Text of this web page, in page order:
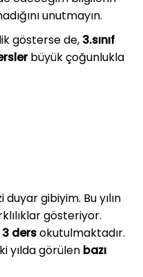
unutmayın.
gösterse de, 3.sınıf
büyük çoğunlukla
gibiyim. Bu yılın
gösteriyor.
dersokutulmaktadır.
yılda görülen bazı